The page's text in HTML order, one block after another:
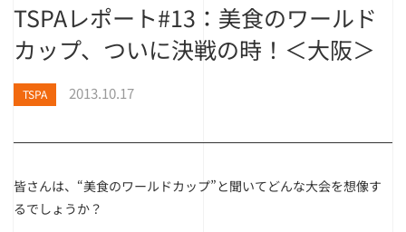
TSPAレポート#13：美食のワールド
カップ、ついに決戦の時！＜大阪＞
TSPA 2013.10.17
皆さんは、“美食のワールドカップ”と聞いてどんな大会を想像す
るでしょうか？